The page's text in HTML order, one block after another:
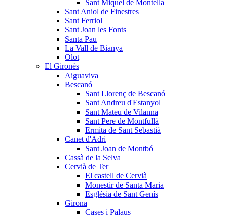
Sant Miquel de Montella
Sant Aniol de Finestres
Sant Ferriol
Sant Joan les Fonts
Santa Pau
La Vall de Bianya
Olot
El Gironès
Aiguaviva
Bescanó
Sant Llorenç de Bescanó
Sant Andreu d'Estanyol
Sant Mateu de Vilanna
Sant Pere de Montfullà
Ermita de Sant Sebastià
Canet d'Adri
Sant Joan de Montbó
Cassà de la Selva
Cervià de Ter
El castell de Cervià
Monestir de Santa Maria
Església de Sant Genís
Girona
Cases i Palaus